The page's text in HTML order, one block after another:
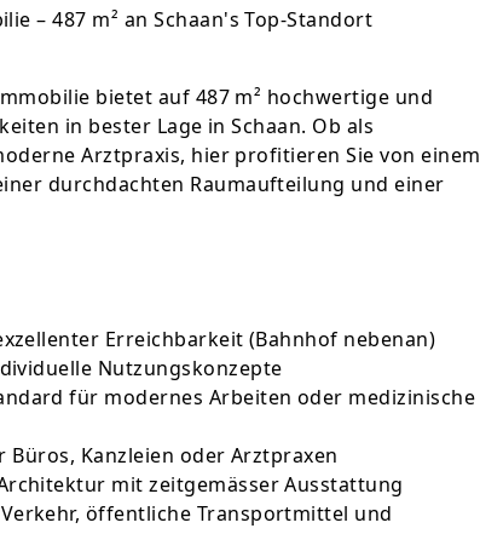
– 487 m² an Schaan's Top-Standort
bietet auf 487 m² hochwertige und
in bester Lage in Schaan. Ob als
Arztpraxis, hier profitieren Sie von einem
durchdachten Raumaufteilung und einer
Erreichbarkeit (Bahnhof nebenan)
Nutzungskonzepte
für modernes Arbeiten oder medizinische
Büros, Kanzleien oder Arztpraxen
mit zeitgemässer Ausstattung
öffentliche Transportmittel und